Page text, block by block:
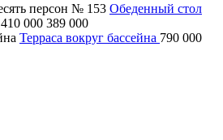
Обеденный стол
410 000 389 000
Терраса вокруг бассейна 790 000